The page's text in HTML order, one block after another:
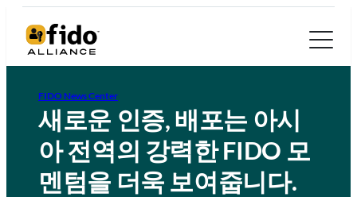
FIDO News Center
새로운 인증, 배포는 아시
아 전역의 강력한 FIDO 모
멘텀을 더욱 보여줍니다.